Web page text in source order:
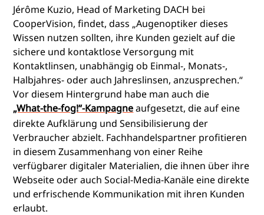
Jérôme Kuzio, Head of Marketing DACH bei
CooperVision, findet, dass „Augenoptiker dieses
Wissen nutzen sollten, ihre Kunden gezielt auf die
sichere und kontaktlose Versorgung mit
Kontaktlinsen, unabhängig ob Einmal-, Monats-,
Halbjahres- oder auch Jahreslinsen, anzusprechen.“
Vor diesem Hintergrund habe man auch die
„What-the-fog!“-Kampagneaufgesetzt, die auf eine
direkte Aufklärung und Sensibilisierung der
Verbraucher abzielt. Fachhandelspartner profitieren
in diesem Zusammenhang von einer Reihe
verfügbarer digitaler Materialien, die ihnen über ihre
Webseite oder auch Social-Media-Kanäle eine direkte
und erfrischende Kommunikation mit ihren Kunden
erlaubt.